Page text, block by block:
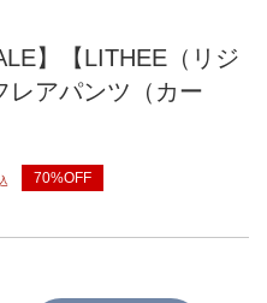
】【LITHEE（リジ
レアパンツ（カー
70%OFF